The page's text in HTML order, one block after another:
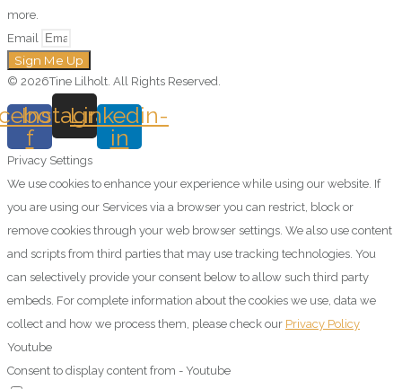
more.
Email
Sign Me Up
© 2026Tine Lilholt. All Rights Reserved.
f
Instagram
Linkedin-
in
Privacy Settings
We use cookies to enhance your experience while using our website. If
you are using our Services via a browser you can restrict, block or
remove cookies through your web browser settings. We also use content
and scripts from third parties that may use tracking technologies. You
can selectively provide your consent below to allow such third party
embeds. For complete information about the cookies we use, data we
collect and how we process them, please check our Privacy Policy
Youtube
Consent to display content from - Youtube